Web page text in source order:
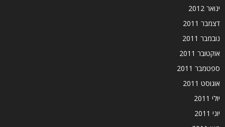
ינואר 2012
דצמבר 2011
נובמבר 2011
אוקטובר 2011
ספטמבר 2011
אוגוסט 2011
יולי 2011
יוני 2011